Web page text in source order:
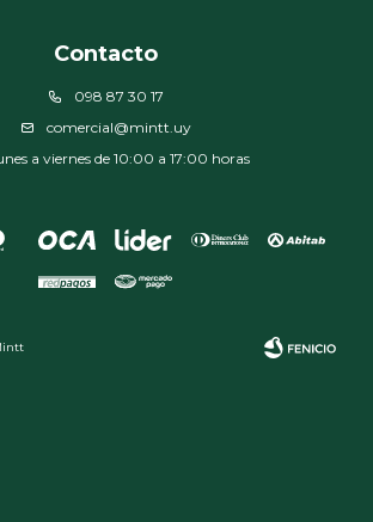
Contacto
098 87 30 17
comercial@mintt.uy
a viernes de 10:00 a 17:00 horas